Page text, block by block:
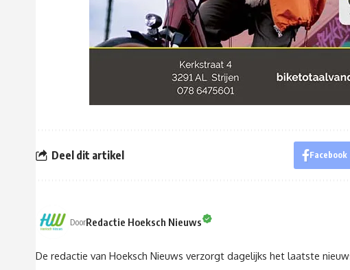
Deel dit artikel Facebook
DoorRedactie Hoeksch Nieuws
De redactie van Hoeksch Nieuws verzorgt dagelijks het laatste